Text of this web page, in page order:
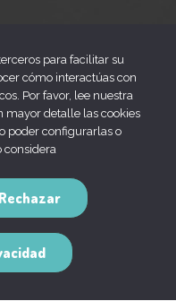
para facilitar su
cómo interactúas con
Por favor, lee nuestra
mayor detalle las cookies
poder configurarlas o
considera
Rechazar